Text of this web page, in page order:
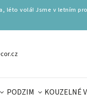
léto volá! Jsme v letním
PODZIM KOUZELNÉ